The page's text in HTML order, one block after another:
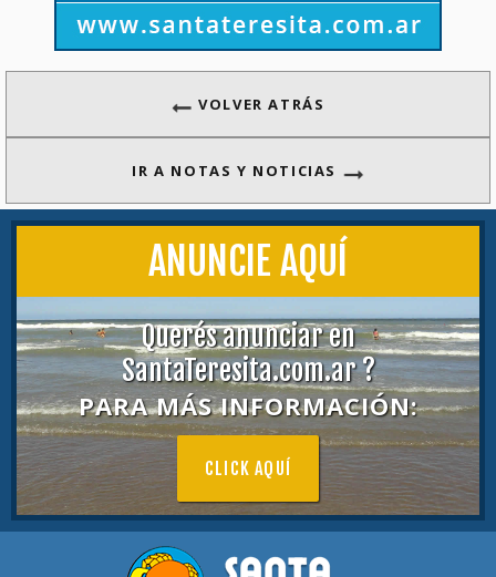
VOLVER ATRÁS
IR A NOTAS Y NOTICIAS
ANUNCIE AQUÍ
Querés anunciar en
SantaTeresita.com.ar ?
PARA MÁS INFORMACIÓN:
CLICK AQUÍ